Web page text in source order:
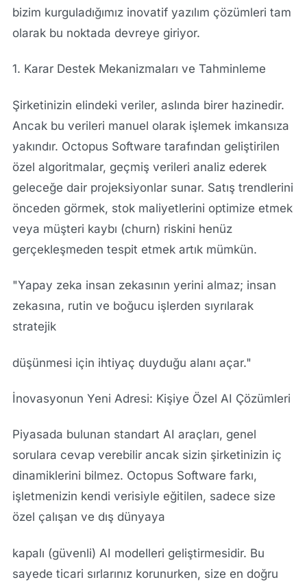
bizim kurguladığımız inovatif yazılım çözümleri tam
olarak bu noktada devreye giriyor.
1. Karar Destek Mekanizmaları ve Tahminleme
Şirketinizin elindeki veriler, aslında birer hazinedir.
Ancak bu verileri manuel olarak işlemek imkansıza
yakındır. Octopus Software tarafından geliştirilen
özel algoritmalar, geçmiş verileri analiz ederek
geleceğe dair projeksiyonlar sunar. Satış trendlerini
önceden görmek, stok maliyetlerini optimize etmek
veya müşteri kaybı (churn) riskini henüz
gerçekleşmeden tespit etmek artık mümkün.
"Yapay zeka insan zekasının yerini almaz; insan
zekasına, rutin ve boğucu işlerden sıyrılarak
stratejik
düşünmesi için ihtiyaç duyduğu alanı açar."
İnovasyonun Yeni Adresi: Kişiye Özel AI Çözümleri
Piyasada bulunan standart AI araçları, genel
sorulara cevap verebilir ancak sizin şirketinizin iç
dinamiklerini bilmez. Octopus Software farkı,
işletmenizin kendi verisiyle eğitilen, sadece size
özel çalışan ve dış dünyaya
kapalı (güvenli) AI modelleri geliştirmesidir. Bu
sayede ticari sırlarınız korunurken, size en doğru